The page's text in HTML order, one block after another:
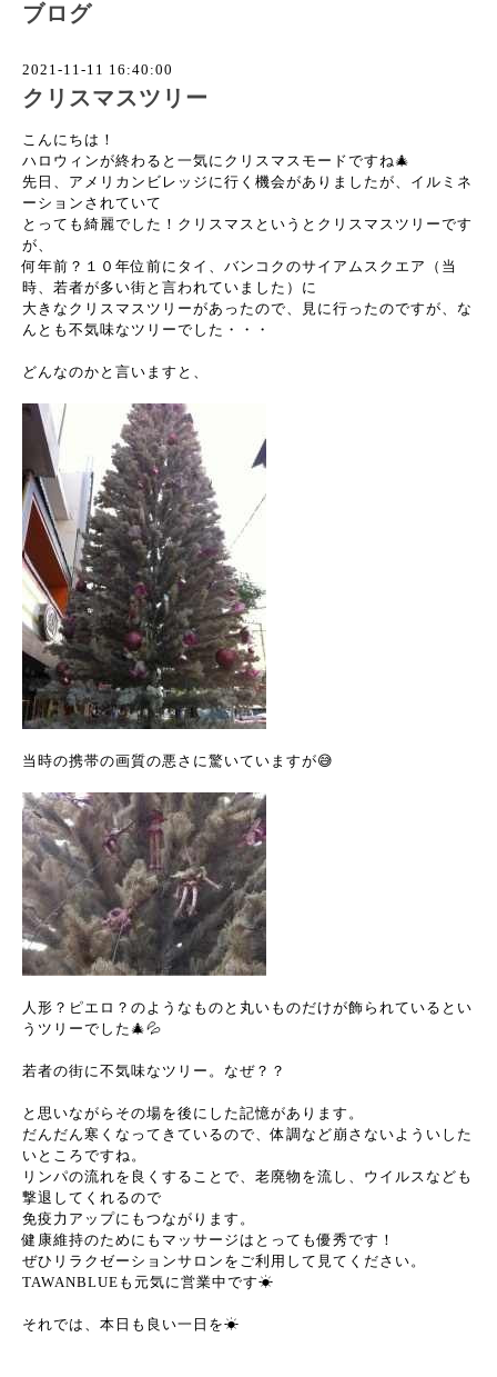
ブログ
2021-11-11 16:40:00
クリスマスツリー
こんにちは！
ハロウィンが終わると一気にクリスマスモードですね🎄
先日、アメリカンビレッジに行く機会がありましたが、イルミネ
ーションされていて
とっても綺麗でした！クリスマスというとクリスマスツリーです
が、
何年前？１０年位前にタイ、バンコクのサイアムスクエア（当
時、若者が多い街と言われていました）に
大きなクリスマスツリーがあったので、見に行ったのですが、な
んとも不気味なツリーでした・・・
どんなのかと言いますと、
当時の携帯の画質の悪さに驚いていますが😅
人形？ピエロ？のようなものと丸いものだけが飾られているとい
うツリーでした🎄💦
若者の街に不気味なツリー。なぜ？？
と思いながらその場を後にした記憶があります。
だんだん寒くなってきているので、体調など崩さないよういした
いところですね。
リンパの流れを良くすることで、老廃物を流し、ウイルスなども
撃退してくれるので
免疫力アップにもつながります。
健康維持のためにもマッサージはとっても優秀です！
ぜひリラクゼーションサロンをご利用して見てください。
TAWANBLUEも元気に営業中です☀︎
それでは、本日も良い一日を☀︎